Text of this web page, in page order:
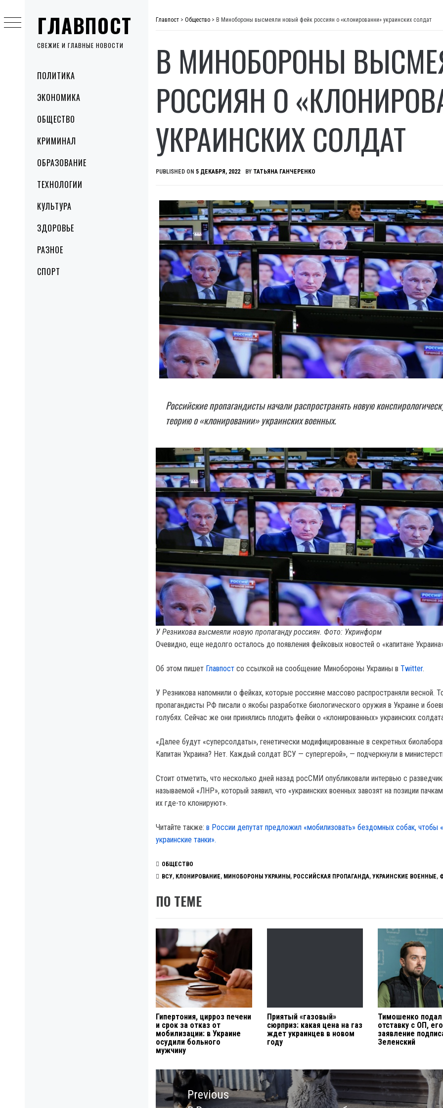
ГЛАВПОСТ
СВЕЖИЕ И ГЛАВНЫЕ НОВОСТИ
MenuПОЛИТИКА
ЭКОНОМИКА
ОБЩЕСТВО
КРИМИНАЛ
ОБРАЗОВАНИЕ
ТЕХНОЛОГИИ
КУЛЬТУРА
ЗДОРОВЬЕ
РАЗНОЕ
СПОРТ
to
content
Главпост > Общество > В Минобороны высмеяли новый фейк россиян о «клонированни» украинских солдат
В МИНОБОРОНЫ
РОССИЯН О
УКРАИНСКИХ СОЛДАТ
PUBLISHED ON 5 ДЕКАБРЯ, 2022 BY ТАТЬЯНА ГАНЧЕРЕНКО
Российские пропагандисты начали распространять новую
теорию о «клонировании» украинских военных.
У Резникова высмеяли новую пропаганду россиян. Фото: Укринформ
Очевидно, еще недолго осталось до появления фейковых новостей о «капитане
Об этом пишет Главпост со ссылкой на сообщение Минобороны Украины в Twitter.
У Резникова напомнили о фейках, которые россияне массово распространяли весной.
пропагандисты РФ писали о якобы разработке биологического оружия в Украине и
голубях. Сейчас же они принялись плодить фейки о «клонированных» украинских
«Далее будут «суперсолдаты», генетически модифицированные в секретных
Капитан Украина? Нет. Каждый солдат ВСУ — супергерой», — подчеркнули в
Стоит отметить, что несколько дней назад росСМИ опубликовали интервью с
называемой «ЛНР», который заявил, что «украинских военных завозят на позиции
их где-то клонируют».
Читайте также: в России депутат предложил «мобилизовать» бездомных собак, чтобы
украинские танки».
ОБЩЕСТВО
ВСУ, КЛОНИРОВАНИЕ, МИНОБОРОНЫ УКРАИНЫ , РОССИЙСКАЯ ПРОПАГАНДА, УКРАИНСКИЕ ВОЕННЫЕ,
ПО ТЕМЕ
Гипертония, цирроз печени
и срок за отказ от
мобилизации: в Украине
осудили больного
мужчину
Приятый «газовый»
сюрприз: какая цена на газ
ждет украинцев в новом
году
Тимошенко подал
отставку с ОП, его
заявление
Зеленский
Навигация
по
записямPrevious